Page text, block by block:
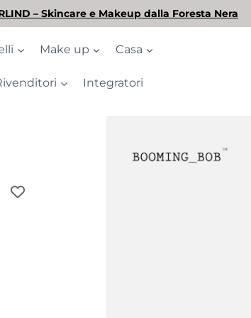
arrivata! Scopri la nostra selezione di solari
Make up Casa
Integratori